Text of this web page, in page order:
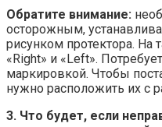
Обратите внимание:
осторожным,
рисунком протектора. На
«Right» и «Left».
маркировкой. Чтобы
нужно расположить их с
3. Что будет, если